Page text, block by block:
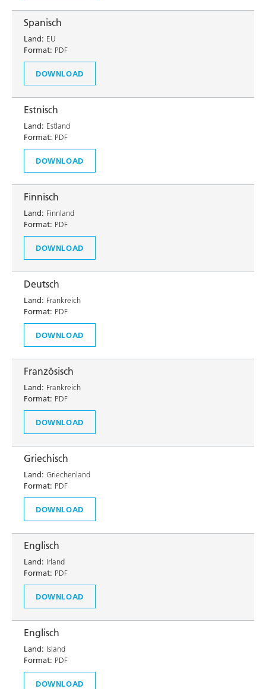
Spanisch
Land: EU
Format: PDF
DOWNLOAD
Estnisch
Land: Estland
Format: PDF
DOWNLOAD
Finnisch
Land: Finnland
Format: PDF
DOWNLOAD
Deutsch
Land: Frankreich
Format: PDF
DOWNLOAD
Französisch
Land: Frankreich
Format: PDF
DOWNLOAD
Griechisch
Land: Griechenland
Format: PDF
DOWNLOAD
Englisch
Land: Irland
Format: PDF
DOWNLOAD
Englisch
Land: Island
Format: PDF
DOWNLOAD